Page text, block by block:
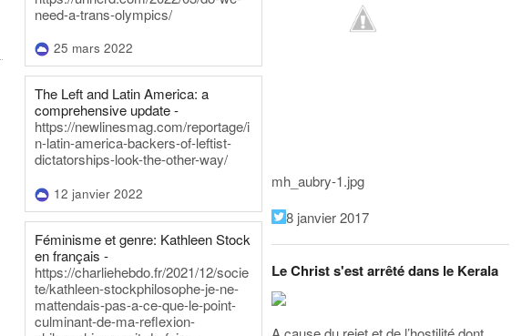
need-a-trans-olympics/
25 mars 2022
The Left and Latin America: a
comprehensive update -
https://newlinesmag.com/reportage/i
n-latin-america-backers-of-leftist-
dictatorships-look-the-other-way/
12 janvier 2022
Féminisme et genre: Kathleen Stock
en français -
https://charliehebdo.fr/2021/12/socie
te/kathleen-stockphilosophe-je-ne-
mattendais-pas-a-ce-que-le-point-
culminant-de-ma-reflexion-
mh_aubry-1.jpg
8 janvier 2017
Le Christ s'est arrêté dans le Kerala